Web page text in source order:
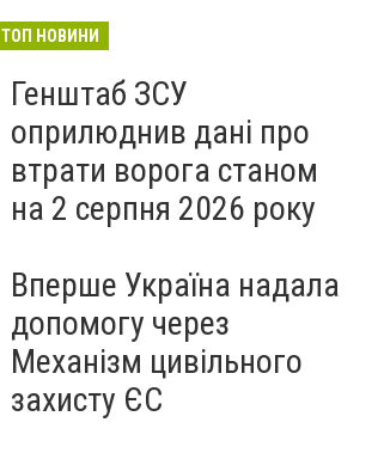
ТОП НОВИНИ
Генштаб ЗСУ
оприлюднив дані про
втрати ворога станом
на 2 серпня 2026 року
Вперше Україна надала
допомогу через
Механізм цивільного
захисту ЄС